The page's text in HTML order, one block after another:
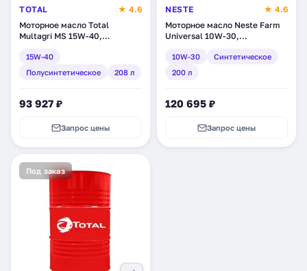
TOTAL
★ 4.6
Моторное масло Total
Multagri MS 15W-40,
(110658)
15W-40
Полусинтетическое
208 л
93 927 ₽
Запрос цены
NESTE
★ 4.6
Моторное масло Neste Farm
Universal 10W-30,
11)
10W-30
Синтетическое
200 л
120 695 ₽
Запрос цены
Под заказ